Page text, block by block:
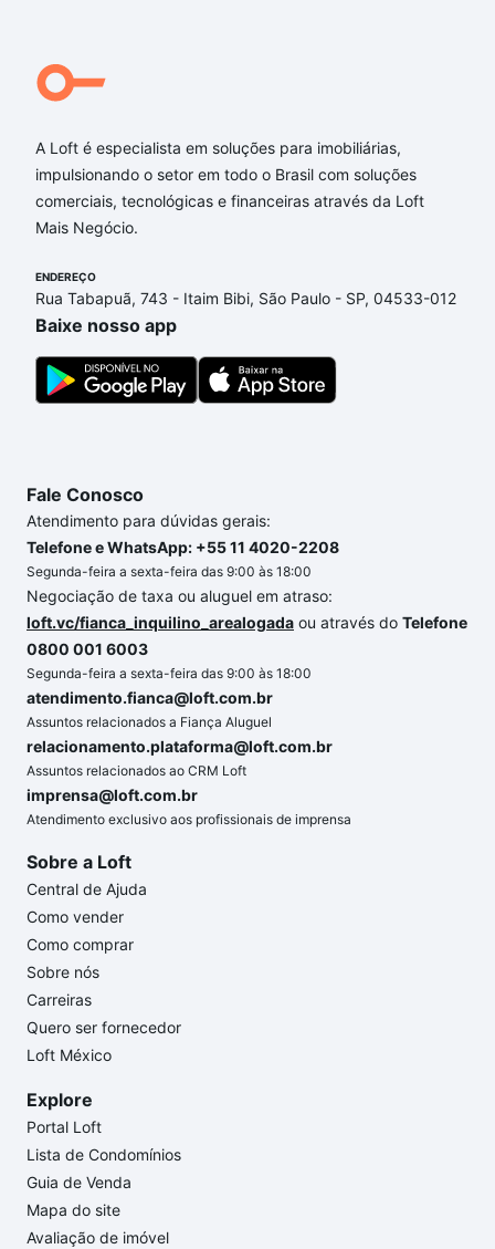
Paulo, SP ideal para você na Loft.
Qual o preço de Imóveis à venda em jose tavares
Aqui na Loft temos a oferta ideal para você, com
Imóveis à venda em jose tavares siqueira - Vila Zilda
(Tatuapé), São Paulo, SP que custam a partir de R$
as parcelas podem se adequar ao seu orçamento.
Se ainda tem alguma dúvida dos custos envolvidos
no processo de compra, veja em nosso portal
quanto custa comprar um apartamento
a gente para comprar o imóvel dos seus sonhos
A Loft é especialista em soluções para imobiliárias,
impulsionando o setor em todo o Brasil com soluções
comerciais, tecnológicas e financeiras através da Loft
Mais Negócio.
ENDEREÇO
Rua Tabapuã, 743 - Itaim Bibi, São Paulo - SP, 04533-012
Baixe nosso app
Fale Conosco
Atendimento para dúvidas gerais:
Telefone e WhatsApp: +55 11 4020-2208
Segunda-feira a sexta-feira das 9:00 às 18:00
Negociação de taxa ou aluguel em atraso:
loft.vc/fianca_inquilino_arealogada ou através do Telefone
0800 001 6003
Segunda-feira a sexta-feira das 9:00 às 18:00
atendimento.fianca@loft.com.br
Assuntos relacionados a Fiança Aluguel
relacionamento.plataforma@loft.com.br
Assuntos relacionados ao CRM Loft
imprensa@loft.com.br
Atendimento exclusivo aos profissionais de imprensa
Sobre a Loft
Central de Ajuda
Como vender
Como comprar
Sobre nós
Carreiras
Quero ser fornecedor
Loft México
Explore
Portal Loft
Lista de Condomínios
Guia de Venda
Mapa do site
Avaliação de imóvel